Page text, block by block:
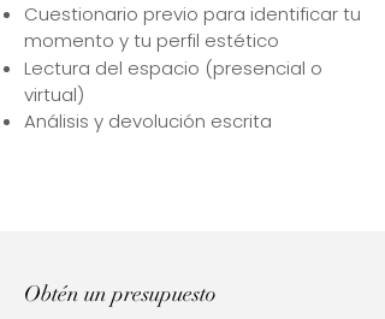
Cuestionario previo para identificar tu
momento y tu perfil estético
Lectura del espacio (presencial o
virtual)
Análisis y devolución escrita
Obtén un presupuesto